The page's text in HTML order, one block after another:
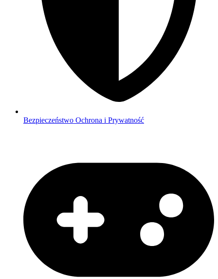
Bezpieczeństwo Ochrona i Prywatność